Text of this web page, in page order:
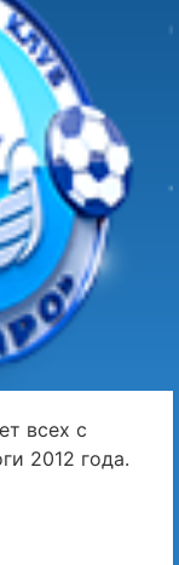
всех с
2012 года.